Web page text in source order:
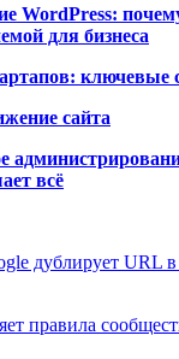
WordPress:
для бизнеса
ключевые
сайта
всё
дублирует URL
правила